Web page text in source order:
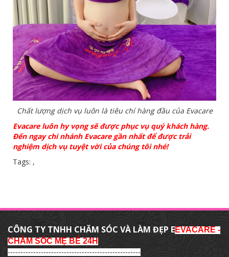
Chất lượng dịch vụ luôn là tiêu chí hàng đầu của Evacare
Evacare luôn hy vọng sẽ được phục vụ quý khách hàng.
Đến ngay chi nhánh Evacare gần nhất để được trải
nghiệm dịch vụ tuyệt vời của chúng tôi nhé!
Tags: ,
CÔNG TY TNHH CHĂM SÓC VÀ LÀM ĐẸP EEVACARE -
CHĂM SÓC MẸ BÉ 24H
----------------------------------------------------